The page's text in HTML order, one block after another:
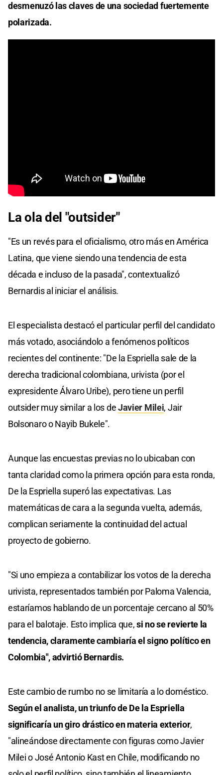
desmenuzó las claves de una sociedad fuertemente
polarizada.
La ola del "outsider"
"Es un revés para el oficialismo, otro más en América
Latina, que viene siendo una tendencia de esta
década e incluso de la pasada", contextualizó
Bernardis al iniciar el análisis.
El especialista destacó el particular perfil del candidato
más votado, asociándolo a fenómenos políticos
recientes del continente: "De la Espriella sale de la
derecha tradicional colombiana, urivista (por el
expresidente Álvaro Uribe), pero tiene un perfil
outsider muy similar a los deJavier Milei, Jair
Bolsonaro o Nayib Bukele".
Aunque las encuestas previas no lo ubicaban con
tanta claridad como la primera opción para esta ronda,
De la Espriella superó las expectativas. Las
matemáticas de cara a la segunda vuelta, además,
complican seriamente la continuidad del actual
proyecto de gobierno.
"Si uno empieza a contabilizar los votos de la derecha
urivista, representados también por Paloma Valencia,
estaríamos hablando de un porcentaje cercano al 50%
para el balotaje. Esto implica que,si no se revierte la
tendencia, claramente cambiaría el signo político en
Colombia", advirtió Bernardis.
Este cambio de rumbo no se limitaría a lo doméstico.
Según el analista, un triunfo de De la Espriella
significaría un giro drástico en materia exterior,
"alineándose directamente con figuras como Javier
Milei o José Antonio Kast en Chile, modificando no